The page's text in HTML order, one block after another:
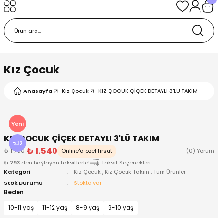
Kız Çocuk
Anasayfa Kız Çocuk KIZ ÇOCUK ÇİÇEK DETAYLI 3'LÜ TAKIM
Yeni
%12
KIZ ÇOCUK ÇİÇEK DETAYLI 3'LÜ TAKIM
₺ 1.750 ₺ 1.540 Online'a özel fırsat
(0) Yorum
₺ 293 den başlayan taksitlerle!
Taksit Seçenekleri
Kategori
Kız Çocuk , Kız Çocuk Takım ,Tüm Ürünler
Stok Durumu
Stokta var
Beden
10-11 yaş
11-12 yaş 8-9 yaş
9-10 yaş
Giyim
Bere ve Eldiven
Body
Bere ve Eldiven
Body
ve Patik
Çıkışı ve Zıbın Seti
Ürünleri